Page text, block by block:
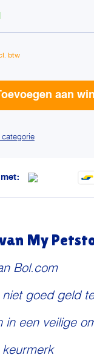
aan
categorie
My
Bol.com
niet goed geld
in een veilige
keurmerk